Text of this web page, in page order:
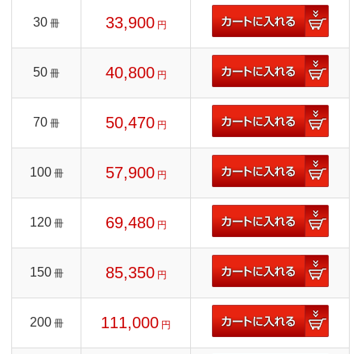
30 冊 33,900 円
50 冊 40,800 円
70 冊 50,470 円
100 冊 57,900 円
120 冊 69,480 円
150 冊 85,350 円
200 冊 111,000 円